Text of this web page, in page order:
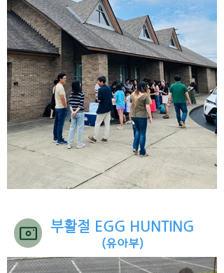
부활절 EGG HUNTING
(유아부)